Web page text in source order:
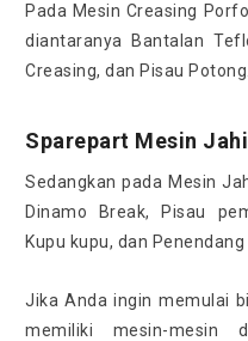
Pada Mesin Creasing
diantaranya Bantalan
Creasing, dan Pisau Potong.
Sparepart Mesin
Sedangkan pada Mesin
Dinamo Break, Pisau
Kupu kupu, dan Penendang
Jika Anda ingin memulai
memiliki mesin-mesin